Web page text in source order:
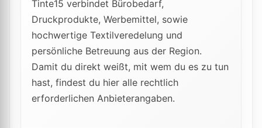
Tinte15 verbindet Bürobedarf,
Druckprodukte, Werbemittel, sowie
hochwertige Textilveredelung und
persönliche Betreuung aus der Region.
Damit du direkt weißt, mit wem du es zu tun
hast, findest du hier alle rechtlich
erforderlichen Anbieterangaben.